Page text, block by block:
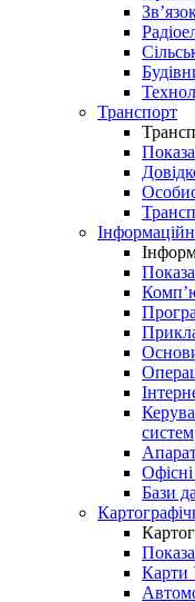
Транспорт
систем
Бази
Карти